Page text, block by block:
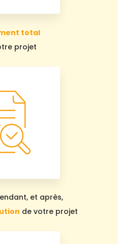
total
projet
et après,
de votre projet